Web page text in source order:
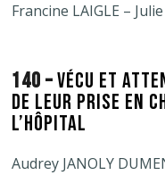
Francine LAIGLE –
140 –VÉCU ET
DE LEUR PRISE EN
L’HÔPITAL
Audrey JANOLY